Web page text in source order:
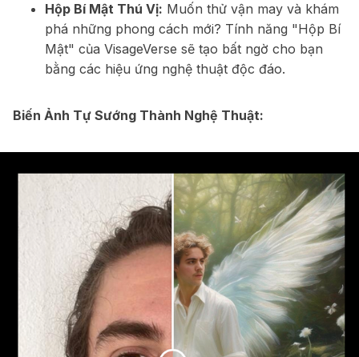
Hộp Bí Mật Thú Vị: Muốn thử vận may và khám
phá những phong cách mới? Tính năng "Hộp Bí
Mật" của VisageVerse sẽ tạo bất ngờ cho bạn
bằng các hiệu ứng nghệ thuật độc đáo.
Biến Ảnh Tự Sướng Thành Nghệ Thuật: